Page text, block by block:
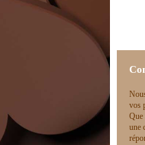
vos
Que
une